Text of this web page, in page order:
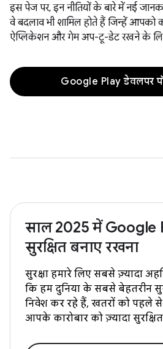
इस पेज पर, इन नीतियों के बारे में नई
वे बदलाव भी शामिल होते हैं जिन्हें
ऐप्लिकेशन और गेम अप-टू-डेट रखने के
Google Play डेवलपर
साल 2025 में Google
सुरक्षित बनाए रखना
सुरक्षा हमारे लिए सबसे ज़्यादा
कि हम दुनिया के सबसे बेहतरीन
निवेश कर रहे हैं, खतरों को पहले
आपके कारोबार को ज़्यादा